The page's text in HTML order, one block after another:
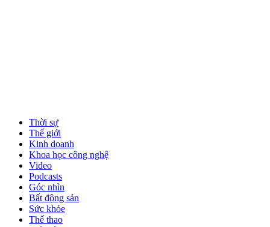
Thời sự
Thế giới
Kinh doanh
Khoa học công nghệ
Video
Podcasts
Góc nhìn
Bất động sản
Sức khỏe
Thể thao